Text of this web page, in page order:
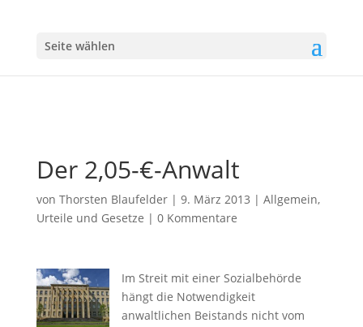
Seite wählen
Der 2,05-€-Anwalt
von Thorsten Blaufelder| 9. März 2013 | Allgemein,
Urteile und Gesetze | 0 Kommentare
Im Streit mit einer Sozialbehörde
hängt die Notwendigkeit
anwaltlichen Beistands nicht vom